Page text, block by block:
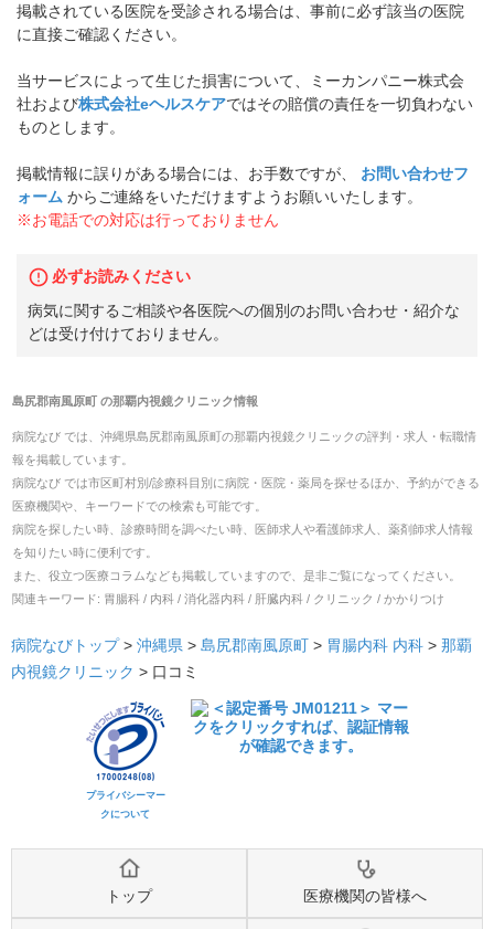
掲載されている医院を受診される場合は、事前に必ず該当の医院
に直接ご確認ください。
当サービスによって生じた損害について、ミーカンパニー株式会
社および株式会社eヘルスケアではその賠償の責任を一切負わない
ものとします。
掲載情報に誤りがある場合には、お手数ですが、
お問い合わせフ
ォーム からご連絡をいただけますようお願いいたします。
※お電話での対応は行っておりません
必ずお読みください
病気に関するご相談や各医院への個別のお問い合わせ・紹介な
どは受け付けておりません。
島尻郡南風原町の那覇内視鏡クリニック情報
病院なび では、 沖縄県島尻郡南風原町の那覇内視鏡クリニックの評判・求人・転職情
報を掲載しています。
病院なび では市区町村別/診療科目別に病院・医院・薬局を探せるほか、予約ができる
医療機関や、キーワードでの検索も可能です。
病院を探したい時、診療時間を調べたい時、医師求人や看護師求人、薬剤師求人情報
を知りたい時に便利です。
また、役立つ医療コラムなども掲載していますので、是非ご覧になってください。
関連キーワード: 胃腸科 / 内科 / 消化器内科 / 肝臓内科 / クリニック / かかりつけ
病院なびトップ > 沖縄県 > 島尻郡南風原町 > 胃腸内科 内科 > 那覇
内視鏡クリニック > 口コミ
プライバシーマー
クについて
トップ 医療機関の皆様へ